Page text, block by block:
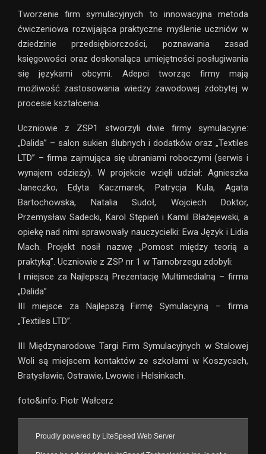
Tworzenie firm symulacyjnych to innowacyjna metoda
ćwiczeniowa rozwijająca praktyczne myślenie uczniów w
dziedzinie przedsiębiorczości, poznawania zasad
księgowości oraz doskonaląca umiejętności posługiwania
się językami obcymi. Adepci tworząc firmy mają
możliwość zastosowania wiedzy zawodowej zdobytej w
procesie kształcenia.
Uczniowie z ZSP1 stworzyli dwie firmy symulacyjne:
„Dalida” – salon sukien ślubnych i dodatków oraz „Textiles
LTD” – firma zajmująca się ubraniami roboczymi (serwis i
wynajem odzieży). W projekcie wzięli udział: Agnieszka
Janeczko, Edyta Kaczmarek, Patrycja Kula, Agata
Bartochowska, Natalia Sudoł, Wojciech Doktor,
Przemysław Sadecki, Karol Stępień i Kamil Błażejewski, a
opiekę nad nimi sprawowały nauczycielki: Ewa Język i Lidia
Mach. Projekt nosił nazwę „Pomost między teorią a
praktyką”. Uczniowie z ZSP nr 1 w Tarnobrzegu zdobyli:
I miejsce za Najlepszą Prezentację Multimedialną – firma
„Dalida”
III miejsce za Najlepszą Firmę Symulacyjną – firma
„Textiles LTD”.
III Międzynarodowe Targi Firm Symulacyjnych w Stalowej
Woli są miejscem kontaktów ze szkołami w Koszycach,
Bratysławie, Ostrawie, Lwowie i Helsinkach.
foto&info: Piotr Wałcerz